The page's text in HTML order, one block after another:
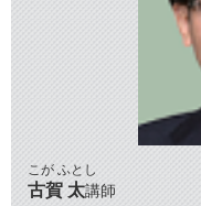
こが ふとし
古賀 太講師